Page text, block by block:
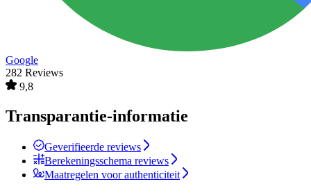
Google
282 Reviews
9,8
Transparantie-informatie
Geverifieerde reviews
Berekeningsschema reviews
Maatregelen voor authenticiteit